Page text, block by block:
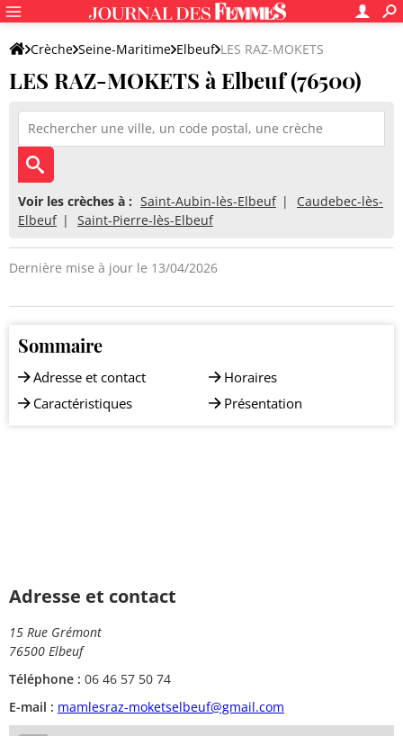
Crèche Seine-Maritime Elbeuf LES RAZ-MOKETS
LES RAZ-MOKETS à Elbeuf (76500)
Voir les crèches à : Saint-Aubin-lès-Elbeuf
Caudebec-lès-
Elbeuf
Saint-Pierre-lès-Elbeuf
Dernière mise à jour le 13/04/2026
Sommaire
Adresse et contact
Caractéristiques
Horaires
Présentation
Adresse et contact
15 Rue Grémont
76500 Elbeuf
Téléphone : 06 46 57 50 74
E-mail : mamlesraz-moketselbeuf@gmail.com